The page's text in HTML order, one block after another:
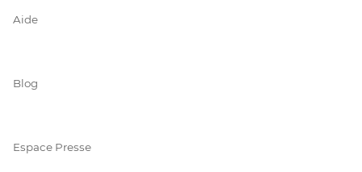
Aide
Blog
Espace Presse